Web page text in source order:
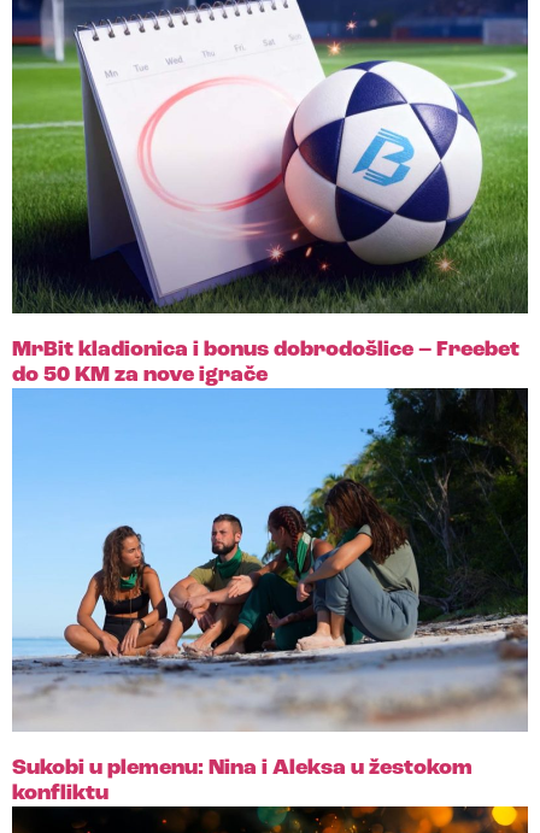
MrBit kladionica i bonus dobrodošlice – Freebet
do 50 KM za nove igrače
Sukobi u plemenu: Nina i Aleksa u žestokom
konfliktu